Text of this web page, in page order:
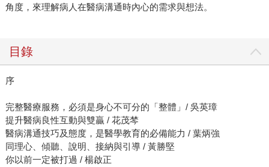
角度，來理解病人在醫病溝通時內心的需求與想法。
目錄
序
完整醫療服務，必須是身心不可分的「整體」/ 吳英璋
提升醫病良性互動與雙贏 / 花茂棽
醫病溝通技巧及態度，是醫學教育的必備能力 / 葉炳強
同理心、傾聽、說明、接納與引導 / 黃勝堅
你以前一定被打過 / 楊啟正